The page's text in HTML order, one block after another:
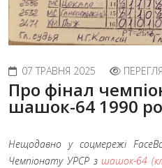
07 ТРАВНЯ 2025
Про фінал
шашок-64 1990
Нещодавно у соцмережі
Чемпіонату УРСР зшашок-64